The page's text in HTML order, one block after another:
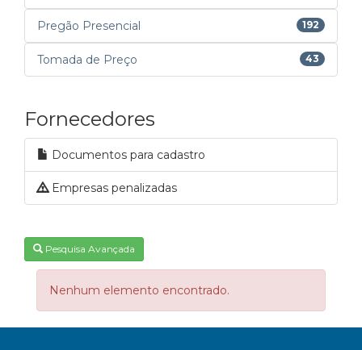
Pregão Presencial 192
Tomada de Preço 43
Fornecedores
Documentos para cadastro
Empresas penalizadas
Pesquisa Avançada
Nenhum elemento encontrado.